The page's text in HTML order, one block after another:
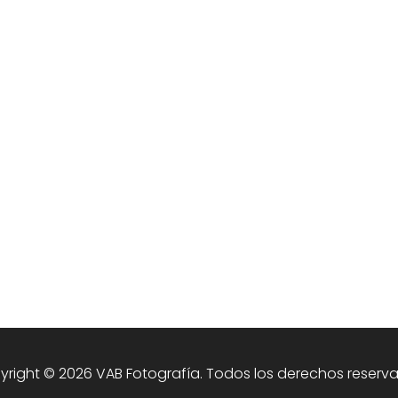
© 2026 VAB Fotografía. Todos los derechos